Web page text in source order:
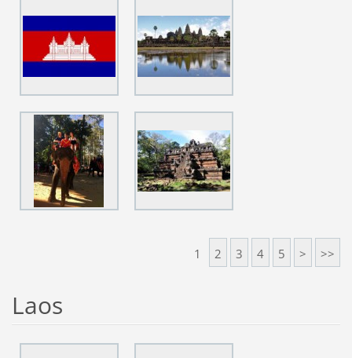
1 2 3 4 5 > >>
Laos